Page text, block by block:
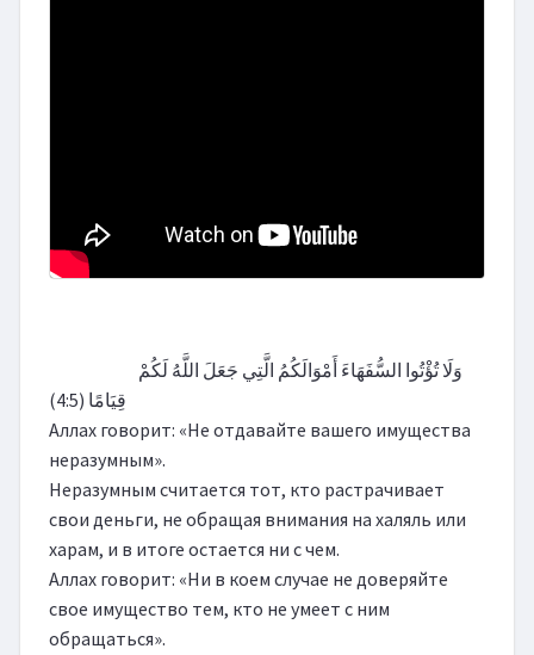
قِيَامًا (4:5)
Аллах говорит: «Не отдавайте вашего имущества
неразумным».
Неразумным считается тот, кто растрачивает
свои деньги, не обращая внимания на халяль или
харам, и в итоге остается ни с чем.
Аллах говорит: «Ни в коем случае не доверяйте
свое имущество тем, кто не умеет с ним
обращаться».